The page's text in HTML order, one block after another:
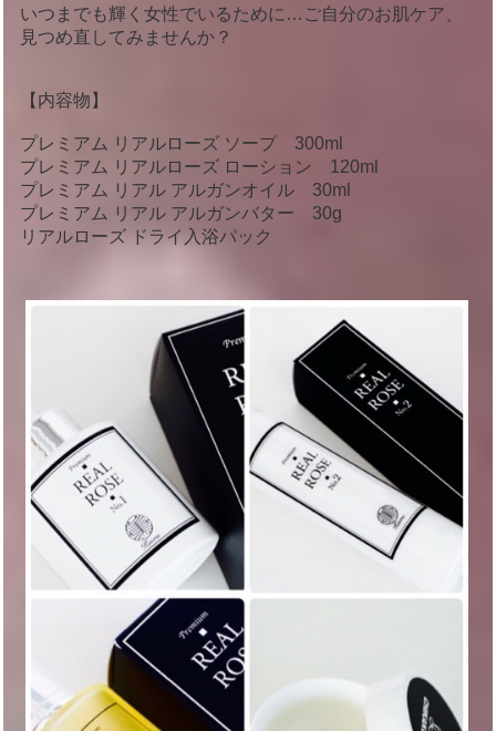
いつまでも輝く女性でいるために…ご自分のお肌ケア、
見つめ直してみませんか？
【内容物】
プレミアム リアルローズ ソープ 300ml
プレミアム リアルローズ ローション 120ml
プレミアム リアル アルガンオイル 30ml
プレミアム リアル アルガンバター 30g
リアルローズ ドライ入浴パック